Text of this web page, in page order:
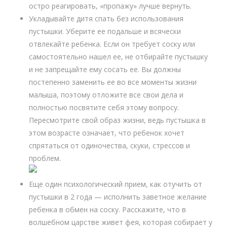
остро реагировать, «пропажу» лучше вернуть.
Укладывайте дитя спать без использования
пустышки. Уберите ее подальше и всячески
отвлекайте ребенка. Если он требует соску или
самостоятельно нашел ее, не отбирайте пустышку
и не запрещайте ему сосать ее. Вы должны
постепенно заменить ее во все моменты жизни
малыша, поэтому отложите все свои дела и
полностью посвятите себя этому вопросу.
Пересмотрите свой образ жизни, ведь пустышка в
этом возрасте означает, что ребенок хочет
спрятаться от одиночества, скуки, стрессов и
проблем.
Еще один психологический прием, как отучить от
пустышки в 2 года — исполнить заветное желание
ребенка в обмен на соску. Расскажите, что в
волшебном царстве живет фея, которая собирает у